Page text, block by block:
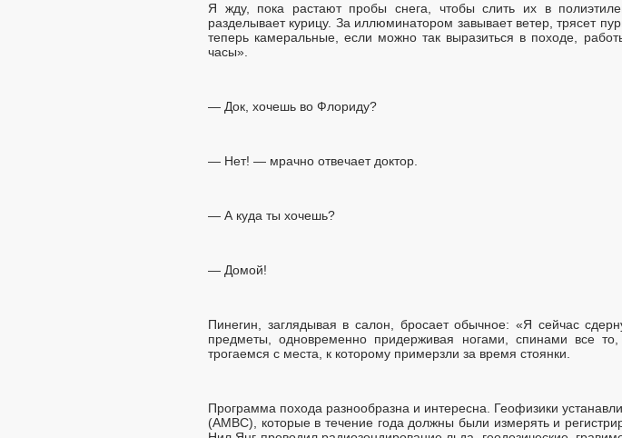
Я жду, пока растают пробы снега, чтобы слить их в
разделывает курицу. За иллюминатором завывает ветер, трясет
теперь камеральные, если можно так выразиться в походе,
часы».
— Док, хочешь во Флориду?
— Нет! — мрачно отвечает доктор.
— А куда ты хочешь?
— Домой!
Пинегин, заглядывая в салон, бросает обычное: «Я сейчас
предметы, одновременно придерживая ногами, спинами все
трогаемся с места, к которому примерзли за время стоянки.
Программа похода разнообразна и интересна. Геофизики
(АМВС), которые в течение года должны были измерять и